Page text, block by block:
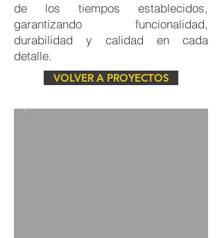
de los tiempos establecidos,
garantizando funcionalidad,
durabilidad y calidad en cada
detalle.
VOLVER A PROYECTOS